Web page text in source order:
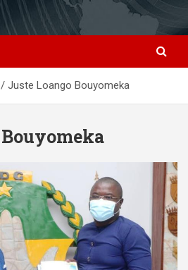
Juste Loango Bouyomeka